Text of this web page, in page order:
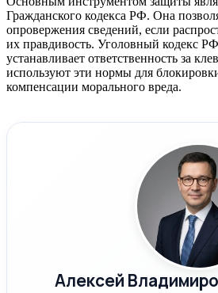
Гражданского кодекса РФ. Она
опровержения сведений, если
их правдивость. Уголовный кодекс
устанавливает ответственность за
используют эти нормы для
компенсации морального вреда.
Алексей